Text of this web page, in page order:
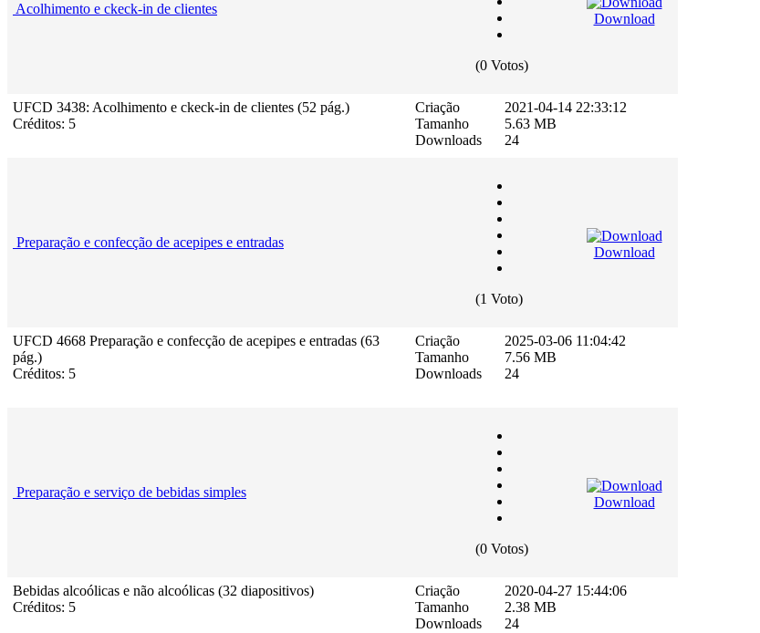
Acolhimento e ckeck-in de clientes
(0 Votos)
Download
UFCD 3438: Acolhimento e ckeck-in de clientes (52 pág.)
Créditos: 5
Criação
Tamanho
Downloads
2021-04-14 22:33:12
5.63 MB
24
Preparação e confecção de acepipes e entradas
(1 Voto)
Download
UFCD 4668 Preparação e confecção de acepipes e entradas (63
pág.)
Créditos: 5
Criação
Tamanho
Downloads
2025-03-06 11:04:42
7.56 MB
24
Preparação e serviço de bebidas simples
(0 Votos)
Download
Bebidas alcoólicas e não alcoólicas (32 diapositivos)
Créditos: 5
Criação
Tamanho
Downloads
2020-04-27 15:44:06
2.38 MB
24